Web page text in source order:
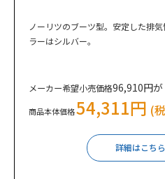
ノーリツのブーツ型。安定した排
ラーはシルバー。
メーカー希望小売価格96,910円が
商品本体価格54,311円 (
詳細はこち